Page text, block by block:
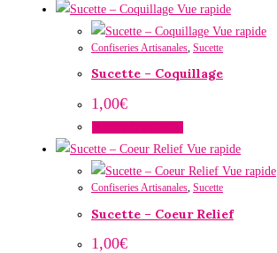
peuvent
être
choisies
la
page
du
produit
Ce
produit
a
plusieurs
variations.
Les
peuvent
être
choisies
Vue rapide
Vue rapide
Confiseries Artisanales Sucette
Sucette – Coquillage
1,00€
Ce
produit
a
plusieurs
variations.
Vue rapide
Vue rapide
Confiseries Artisanales, Sucette
Sucette – Coeur Relief
1,00€